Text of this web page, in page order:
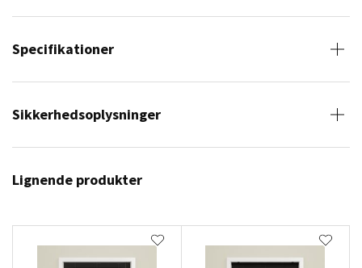
Specifikationer
Sikkerhedsoplysninger
Lignende produkter